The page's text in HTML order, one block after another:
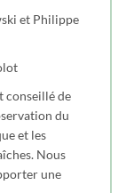
et Philippe
conseillé de
du
et les
Nous
une